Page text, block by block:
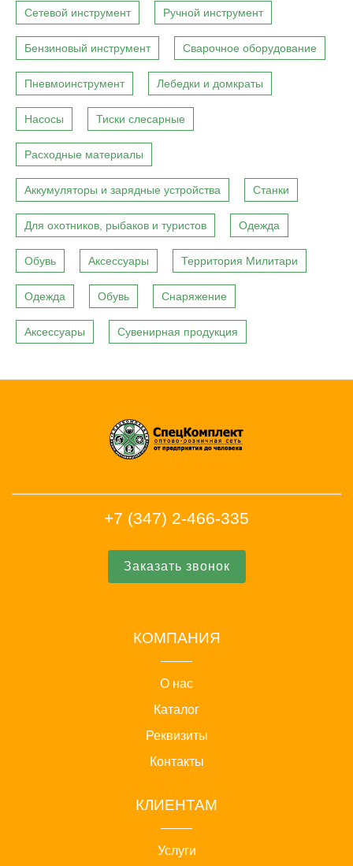
Сетевой инструмент Ручной инструмент
Бензиновый инструмент Сварочное оборудование
Пневмоинструмент Лебедки и домкраты
Насосы Тиски слесарные
Расходные материалы
Аккумуляторы и зарядные устройства Станки
Для охотников, рыбаков и туристов Одежда
Обувь Аксессуары Территория Милитари
Одежда Обувь Снаряжение
Аксессуары Сувенирная продукция
+7 (347) 2-466-335
Заказать звонок
КОМПАНИЯ
О нас
Каталог
Реквизиты
Контакты
КЛИЕНТАМ
Услуги